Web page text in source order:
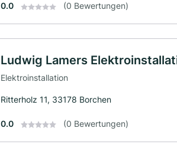
0.0 (0 Bewertungen)
Ludwig Lamers
Elektroinstallation
Ritterholz 11, 33178 Borchen
0.0 (0 Bewertungen)